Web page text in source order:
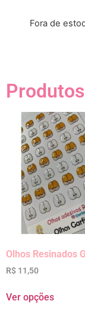
Fora de
Olhos Resinados
R$ 11,50
Ver opções